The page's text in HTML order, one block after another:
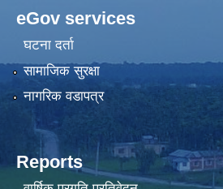
eGov services
घटना दर्ता
सामाजिक सुरक्षा
नागरिक वडापत्र
Reports